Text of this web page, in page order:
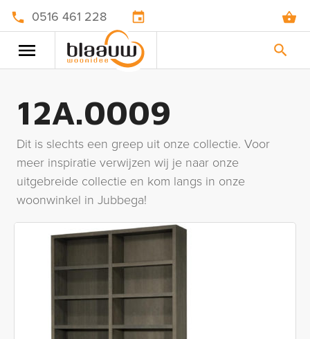
0516 461 228
12A.0009
Dit is slechts een greep uit onze collectie. Voor
meer inspiratie verwijzen wij je naar onze
uitgebreide collectie en kom langs in onze
woonwinkel in Jubbega!